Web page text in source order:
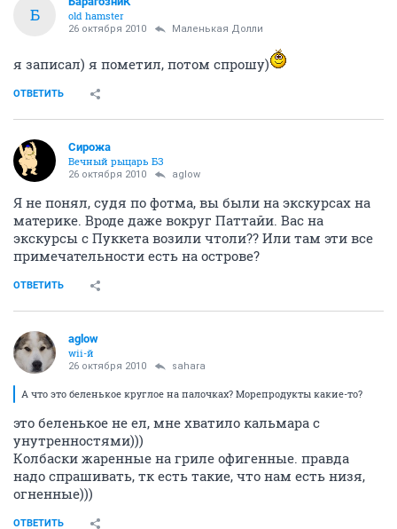
Б
old hamster
26 октября 2010 Маленькая Долли
я записал) я пометил, потом спрошу)
ОТВЕТИТЬ
Сирожа
Вечный рыцарь БЗ
26 октября 2010 aglow
Я не понял, судя по фотма, вы были на экскурсах на
материке. Вроде даже вокруг Паттайи. Вас на
экскурсы с Пуккета возили чтоли?? Или там эти все
примечательности есть на острове?
ОТВЕТИТЬ
aglow
wii-й
26 октября 2010 sahara
А что это беленькое круглое на палочках? Морепродукты какие-то?
это беленькое не ел, мне хватило кальмара с
унутренностями)))
Колбаски жаренные на гриле офигенные. правда
надо спрашивать, тк есть такие, что нам есть низя,
огненные)))
ОТВЕТИТЬ